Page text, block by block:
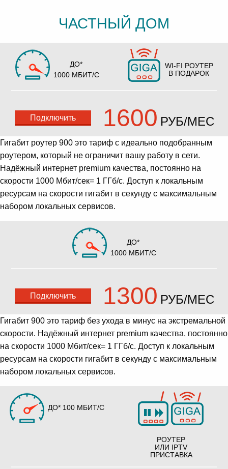
ЧАСТНЫЙ ДОМ
ДО*
1000 МБИТ/С
WI-FI РОУТЕР
В ПОДАРОК
Подключить 1600 РУБ/МЕС
Гигабит роутер 900 это тариф с идеально подобранным
роутером, который не ограничит вашу работу в сети.
Надёжный интернет premium качества, постоянно на
скорости 1000 Мбит/сек= 1 ГГб/с. Доступ к локальным
ресурсам на скорости гигабит в секунду с максимальным
набором локальных сервисов.
ДО*
1000 МБИТ/С
Подключить 1300 РУБ/МЕС
Гигабит 900 это тариф без ухода в минус на экстремальной
скорости. Надёжный интернет premium качества, постоянно
на скорости 1000 Мбит/сек= 1 ГГб/с. Доступ к локальным
ресурсам на скорости гигабит в секунду с максимальным
набором локальных сервисов.
ДО* 100 МБИТ/С
РОУТЕР
ИЛИ IPTV
ПРИСТАВКА